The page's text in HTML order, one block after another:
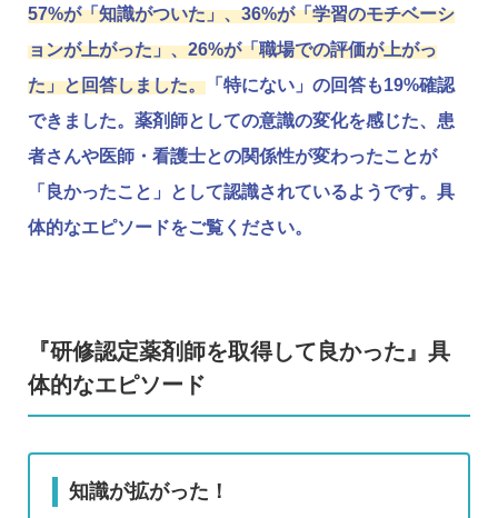
57%が「知識がついた」、36%が「学習のモチベーシ
ョンが上がった」、26%が「職場での評価が上がっ
た」と回答しました。 「特にない」の回答も19%確認
できました。薬剤師としての意識の変化を感じた、患
者さんや医師・看護士との関係性が変わったことが
「良かったこと」として認識されているようです。具
体的なエピソードをご覧ください。
『研修認定薬剤師を取得して良かった』具
体的なエピソード
知識が拡がった！